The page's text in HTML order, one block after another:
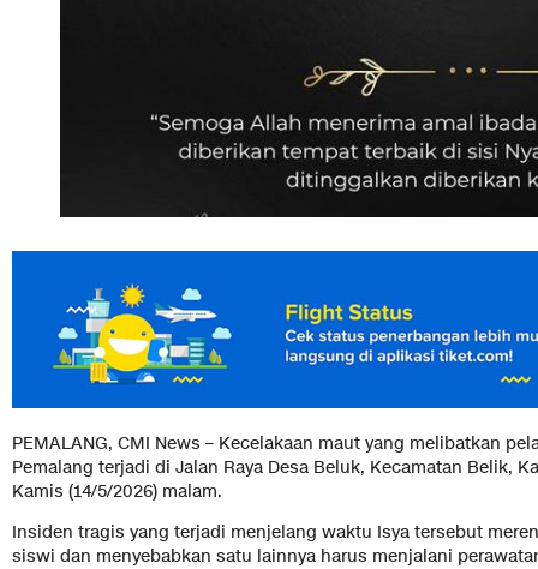
PEMALANG, CMI News – Kecelakaan maut yang melibatkan
Pemalang terjadi di Jalan Raya Desa Beluk, Kecamatan Belik,
Kamis (14/5/2026) malam.
Insiden tragis yang terjadi menjelang waktu Isya tersebut
siswi dan menyebabkan satu lainnya harus menjalani